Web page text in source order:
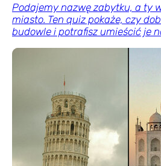
Podajemy nazwę zabytku, a ty
miasto. Ten quiz pokaże, czy
budowle i potrafisz umieścić je